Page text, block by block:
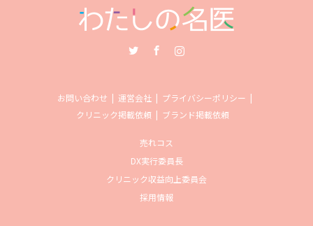
お問い合わせ 運営会社
プライバシーポリシー
クリニック掲載依頼
ブランド掲載依頼
売れコス
DX実行委員長
クリニック収益向上委員会
採用情報